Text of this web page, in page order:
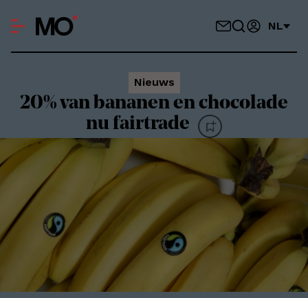
NL
Nieuws
20% van bananen en chocolade
nu fairtrade